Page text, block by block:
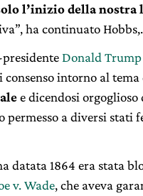
l’inizio della nostra
ha continuato Hobbs,.
Donald Trump
intorno al tema
e dicendosi
permesso a diversi
datata 1864 era stata
v. Wade, che aveva